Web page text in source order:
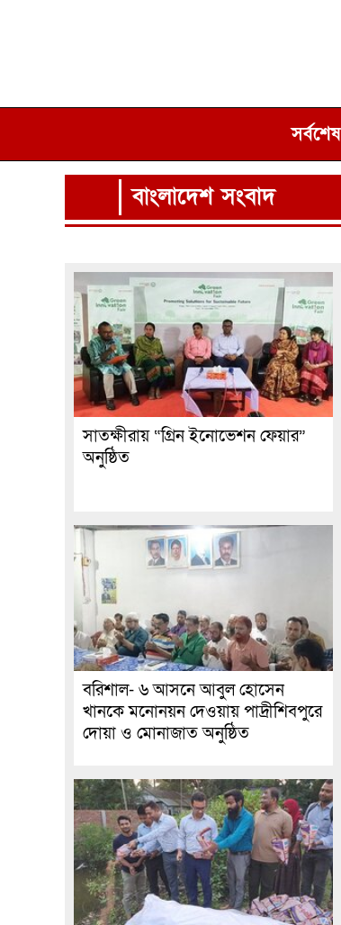
সর্বশেষ
বাংলাদেশ সংবাদ
সাতক্ষীরায় “গ্রিন ইনোভেশন ফেয়ার”
অনুষ্ঠিত
বরিশাল- ৬ আসনে আবুল হোসেন
খানকে মনোনয়ন দেওয়ায় পাদ্রীশিবপুরে
দোয়া ও মোনাজাত অনুষ্ঠিত